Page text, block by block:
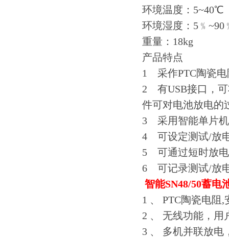
环境温度：5~40℃
环境湿度：
重量：18kg
产品特点
1 采作PTC陶瓷电
2 有USB接口，可
件可对电池放电的
3 采用智能单片机
4 可设定测试/放
5 可通过短时放电
6 可记录测试/放
智能SN48/50蓄电
1 、 PTC陶瓷电阻
2 、 无线功能，用
3 、 多机并联放电